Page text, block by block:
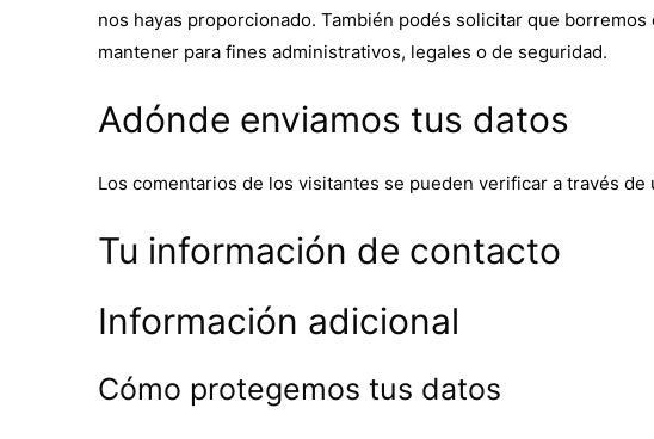
nos hayas proporcionado. También podés solicitar que
mantener para fines administrativos, legales o de seguridad.
Adónde enviamos tus datos
Los comentarios de los visitantes se pueden verificar a través
Tu información de contacto
Información adicional
Cómo protegemos tus datos